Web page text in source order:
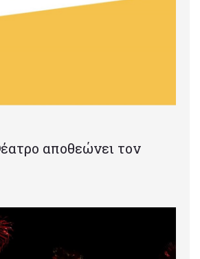
αποθεώνει τον